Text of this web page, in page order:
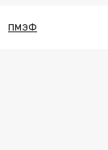
ПМЭФ